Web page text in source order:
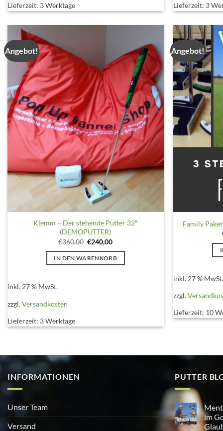
Lieferzeit: 3 Werktage Lieferzeit: 3
Angebot!
Klemm – Der stehende Putter 32″
(DEMOPUTTER)
€360,00 Ursprünglicher
war:
€360,00
€240,00Aktueller
ist:
€240,00.
IN DEN WARENKORB
inkl. 27 % MwSt.
zzgl.Versandkosten
Lieferzeit: 3 Werktage
Angebot!
Family
inkl. 27 % MwSt.
zzgl.
Lieferzeit: 10
INFORMATIONEN
Unser Team
Versand
PUTTER
im